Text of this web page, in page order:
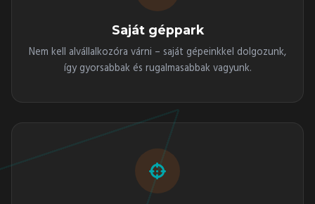
Saját géppark
Nem kell alvállalkozóra várni – saját gépeinkkel dolgozunk,
így gyorsabbak és rugalmasabbak vagyunk.